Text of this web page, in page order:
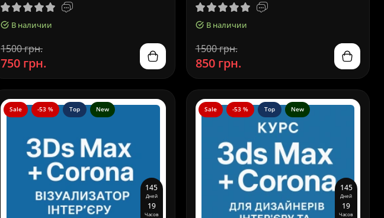
В наличии
1500 грн.
750 грн.
В наличии
1500 грн.
850 грн.
Sale -53 % Top New
145
Дней
19
Часов
Sale -53 % Top New
145
Дней
19
Часов